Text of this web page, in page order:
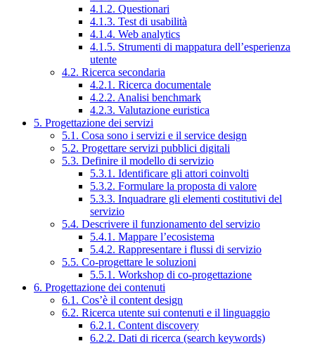
4.1.2. Questionari
4.1.3. Test di usabilità
4.1.4. Web analytics
4.1.5. Strumenti di mappatura dell’esperienza
utente
4.2. Ricerca secondaria
4.2.1. Ricerca documentale
4.2.2. Analisi benchmark
4.2.3. Valutazione euristica
5. Progettazione dei servizi
5.1. Cosa sono i servizi e il service design
5.2. Progettare servizi pubblici digitali
5.3. Definire il modello di servizio
5.3.1. Identificare gli attori coinvolti
5.3.2. Formulare la proposta di valore
5.3.3. Inquadrare gli elementi costitutivi del
servizio
5.4. Descrivere il funzionamento del servizio
5.4.1. Mappare l’ecosistema
5.4.2. Rappresentare i flussi di servizio
5.5. Co-progettare le soluzioni
5.5.1. Workshop di co-progettazione
6. Progettazione dei contenuti
6.1. Cos’è il content design
6.2. Ricerca utente sui contenuti e il linguaggio
6.2.1. Content discovery
6.2.2. Dati di ricerca (search keywords)